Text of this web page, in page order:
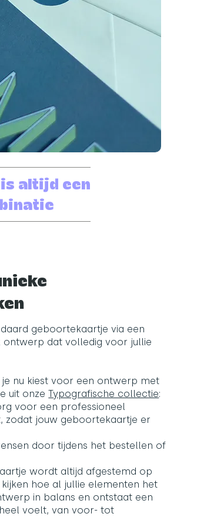
is altijd een
geboortekaartje via een
dat volledig voor jullie
nu kiest voor een ontwerp met
uit onzeTypografische collectie:
voor een professioneel
jouw geboortekaartje er
door tijdens het bestellen of
wordt altijd afgestemd op
hoe al jullie elementen het
in balans en ontstaat een
voelt, van voor- tot